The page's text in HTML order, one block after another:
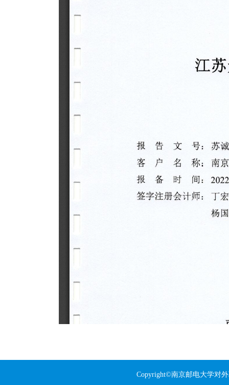
Copyright©南京邮电大学对